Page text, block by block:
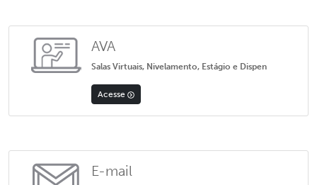
AVA
Salas Virtuais, Nivelamento, Estágio e Dispen
Acesse
E-mail